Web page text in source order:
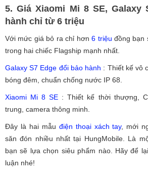
5. Giá Xiaomi Mi 8 SE, Galaxy
hành chỉ từ 6 triệu
Với mức giá bỏ ra chỉ hơn6 triệu đồng bạn
trong hai chiếc Flagship mạnh nhất.
Galaxy S7 Edge đổi bảo hành : Thiết kế vô
bóng đêm, chuẩn chống nước IP 68.
Xiaomi Mi 8 SE : Thiết kế thời thượng,
trung, camera thông minh.
Đây là hai mẫu điện thoại xách tay, mới
săn đón nhiều nhất tại HungMobile. Là
bạn sẽ lựa chọn siêu phẩm nào. Hãy để
luận nhé!